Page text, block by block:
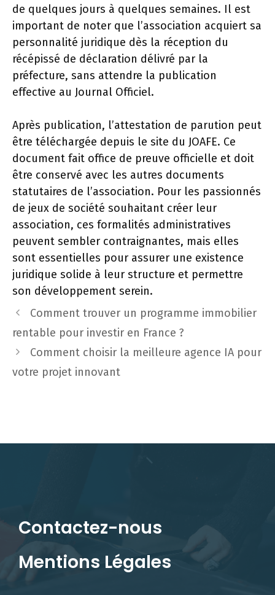
de quelques jours à quelques semaines. Il est
important de noter que l’association acquiert sa
personnalité juridique dès la réception du
récépissé de déclaration délivré par la
préfecture, sans attendre la publication
effective au Journal Officiel.
Après publication, l’attestation de parution peut
être téléchargée depuis le site du JOAFE. Ce
document fait office de preuve officielle et doit
être conservé avec les autres documents
statutaires de l’association. Pour les passionnés
de jeux de société souhaitant créer leur
association, ces formalités administratives
peuvent sembler contraignantes, mais elles
sont essentielles pour assurer une existence
juridique solide à leur structure et permettre
son développement serein.
Comment trouver un programme immobilier
rentable pour investir en France ?
Comment choisir la meilleure agence IA pour
votre projet innovant
Contactez-nous
Mentions Légales